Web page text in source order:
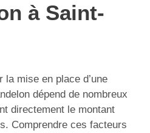
à Saint-
la mise en place d’une
dépend de nombreux
directement le montant
Comprendre ces facteurs